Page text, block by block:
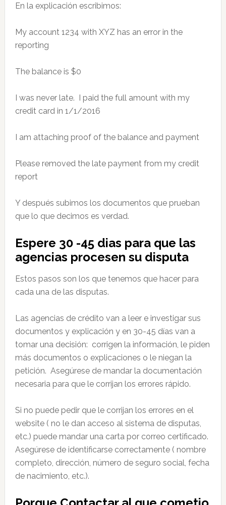
En la explicación escribimos:
My account 1234 with XYZ has an error in the
reporting
The balance is $0
I was never late. I paid the full amount with my
credit card in 1/1/2016
I am attaching proof of the balance and payment
Please removed the late payment from my credit
report
Y después subimos los documentos que prueban
que lo que decimos es verdad.
Espere 30 -45 dias para que las
agencias procesen su disputa
Estos pasos son los que tenemos que hacer para
cada una de las disputas.
Las agencias de crédito van a leer e investigar sus
documentos y explicación y en 30-45 días van a
tomar una decisión: corrigen la información, le piden
más documentos o explicaciones o le niegan la
petición. Asegúrese de mandar la documentación
necesaria para que le corrijan los errores rápido.
Si no puede pedir que le corrijan los errores en el
website ( no le dan acceso al sistema de disputas,
etc.) puede mandar una carta por correo certificado.
Asegúrese de identificarse correctamente ( nombre
completo, dirección, número de seguro social, fecha
de nacimiento, etc.).